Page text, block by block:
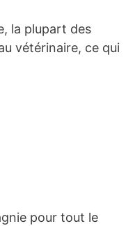
la plupart des
vétérinaire, ce qui
pour tout le